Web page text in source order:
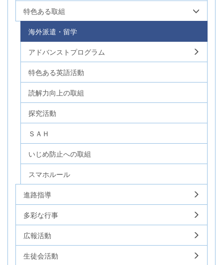
特色ある取組
海外派遣・留学
アドバンストプログラム
特色ある英語活動
読解力向上の取組
探究活動
ＳＡＨ
いじめ防止への取組
スマホルール
進路指導
多彩な行事
広報活動
生徒会活動